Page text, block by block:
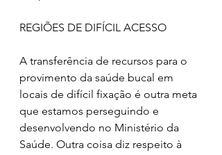
REGIÕES DE DIFÍCIL ACESSO
A transferência de recursos para o
provimento da saúde bucal em
locais de difícil fixação é outra meta
que estamos perseguindo e
desenvolvendo no Ministério da
Saúde. Outra coisa diz respeito à